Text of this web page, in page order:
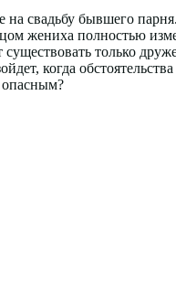
на свадьбу бывшего
жениха полностью
только
когда
опасным?